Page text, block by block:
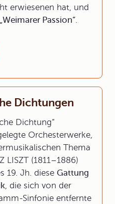
erwiesenen hat, und
„Weimarer Passion“.
Dichtungen
Dichtung“
Orchesterwerke,
Thema
LISZT (1811–1886)
19. Jh. diese Gattung
, die sich von der
Sinfonie entfernte